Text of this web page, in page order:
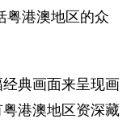
粤港澳地区的众
典画面来呈现画
港澳地区资深藏